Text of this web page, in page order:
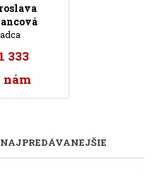
333
nám
NAJPREDÁVANEJŠIE